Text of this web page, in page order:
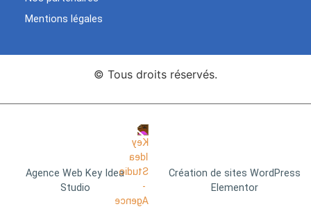
Mentions légales
© Tous droits réservés.
Agence Web Key Idea
Studio
Création de sites WordPress
Elementor